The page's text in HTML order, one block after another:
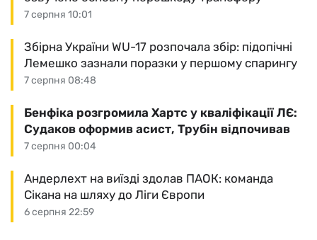
7 серпня 10:01
7 серпня 08:48
Збірна України WU-17 розпочала збір: підопічні
Лемешко зазнали поразки у першому спарингу
7 серпня 00:04
Бенфіка розгромила Хартс у кваліфікації ЛЄ:
Судаков оформив асист, Трубін відпочивав
6 серпня 22:59
Андерлехт на виїзді здолав ПАОК: команда
Сікана на шляху до Ліги Європи